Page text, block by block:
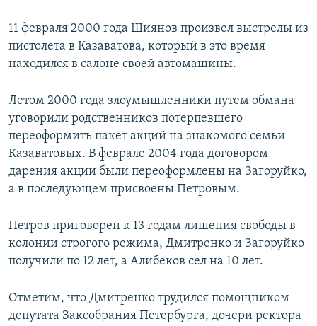
11 февраля 2000 года Шиянов произвел выстрелы из
пистолета в Казаватова, который в это время
находился в салоне своей автомашины.
Летом 2000 года злоумышленники путем обмана
уговорили родственников потерпевшего
переоформить пакет акций на знакомого семьи
Казаватовых. В феврале 2004 года договором
дарения акции были переоформлены на Загоруйко,
а в последующем присвоены Петровым.
Петров приговорен к 13 годам лишения свободы в
колонии строгого режима, Дмитренко и Загоруйко
получили по 12 лет, а Алибеков сел на 10 лет.
Отметим, что Дмитренко трудился помощником
депутата Заксобрания Петербурга, дочери ректора